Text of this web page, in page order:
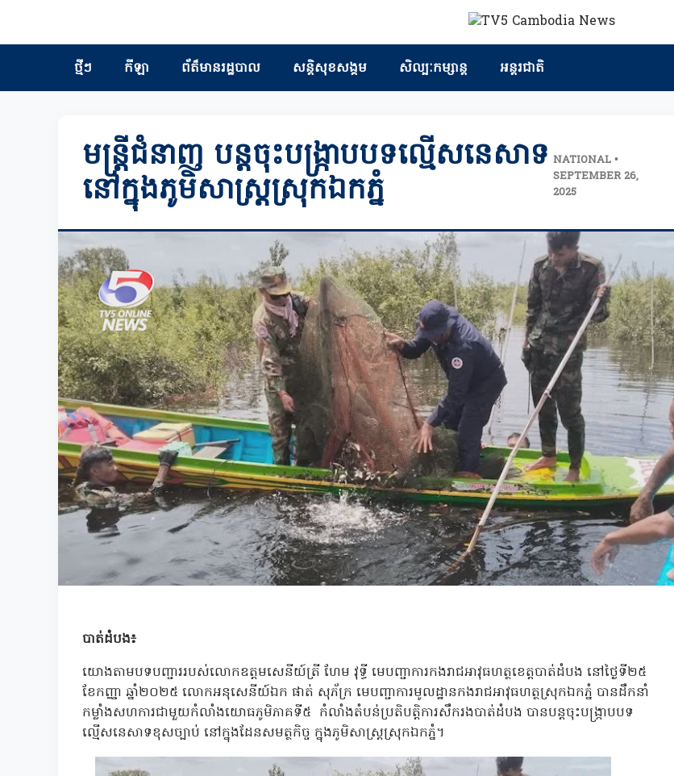
ថ្មីៗ កីឡា ព័ត៏មានរដ្ឋបាល សន្តិសុខសង្គម សិល្បៈកម្សាន្ត អន្តរជាតិ
មន្ត្រីជំនាញ បន្តចុះបង្ក្រាបបទល្មើសនេសាទ
នៅក្នុងភូមិសាស្ត្រស្រុកឯកភ្នំ
NATIONAL •
SEPTEMBER 26,
2025
បាត់ដំបង៖
យោងតាមបទបញ្ជាររបស់លោកឧត្តមសេនីយ៍ត្រី ហែម វុទ្ធី មេបញ្ជាការកងរាជអាវុធហត្ថខេត្តបាត់ដំបង នៅថ្ងៃទី២៥
ខែកញ្ញា ឆ្នាំ២០២៥ លោកអនុសេនីយ៍ឯក ផាត់ សុភ័ក្រ មេបញ្ជាការមូលដ្ឋានកងរាជអាវុធហត្ថស្រុកឯកភ្នំ បានដឹកនាំ
កម្លាំងសហការជាមួយកំលាំងយោធភូមិភាគទី៥ កំលាំងតំបន់ប្រតិបត្តិការសឹករងបាត់ដំបង បានបន្តចុះបង្រ្កាបបទ
ល្មើសនេសាទខុសច្បាប់ នៅក្នុងដែនសមត្ថកិច្ច ក្នុងភូមិសាស្ត្រស្រុកឯកភ្នំ។